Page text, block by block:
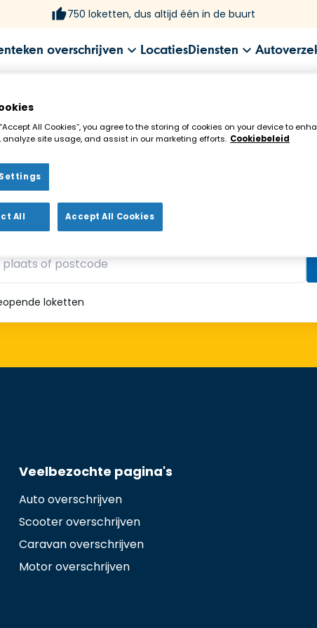
750 loketten, dus altijd één in de buurt
overschrijven LocatiesDiensten
in de buurt!
loketten
Veelbezochte pagina's
Auto overschrijven
Scooter overschrijven
Caravan overschrijven
Motor overschrijven
All Cookies”, you agree to the storing of cookies on your device to
site usage, and assist in our marketing efforts. Cookiebeleid
All Accept All Cookies